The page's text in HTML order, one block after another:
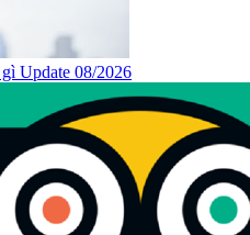
Update 08/2026